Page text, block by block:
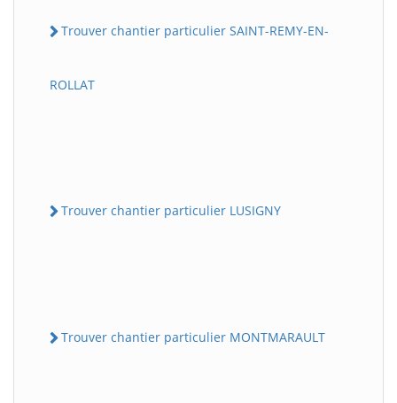
Trouver chantier particulier SAINT-REMY-EN-
ROLLAT
Trouver chantier particulier LUSIGNY
Trouver chantier particulier MONTMARAULT